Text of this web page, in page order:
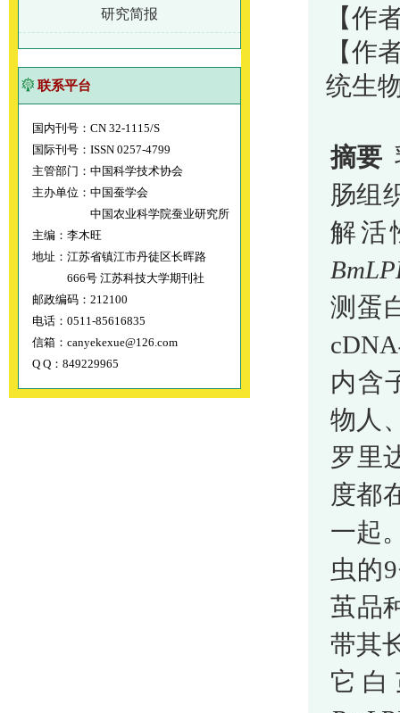
研究简报
联系平台
国内刊号：CN 32-1115/S
国际刊号：ISSN 0257-4799
主管部门：中国科学技术协会
主办单位：中国蚕学会
中国农业科学院蚕业研究所
主编：李木旺
地址：江苏省镇江市丹徒区长晖路
666号 江苏科技大学期刊社
邮政编码：212100
电话：0511-85616835
信箱：canyekexue@126.com
Q Q：849229965
【作
【作
统生
摘要
肠组
解活
测蛋
内含
物人
罗里
度都
一起
虫的
茧品
带其
它